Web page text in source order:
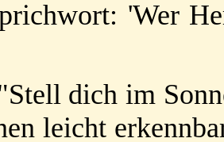
'Wer
dich im
leicht